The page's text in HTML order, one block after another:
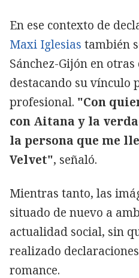
En ese contexto de
Maxi Iglesias también
Sánchez-Gijón en otras
destacando su vínculo
profesional. "Con
con Aitana y la
la persona que me
Velvet", señaló.
Mientras tanto, las
situado de nuevo a
actualidad social, sin
realizado
romance.